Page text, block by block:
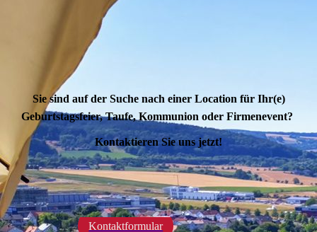
Sie sind auf der Suche nach einer Location für Ihr(e)
Geburtstagsfeier, Taufe, Kommunion oder Firmenevent?
Kontaktieren Sie uns jetzt!
Kontaktformular